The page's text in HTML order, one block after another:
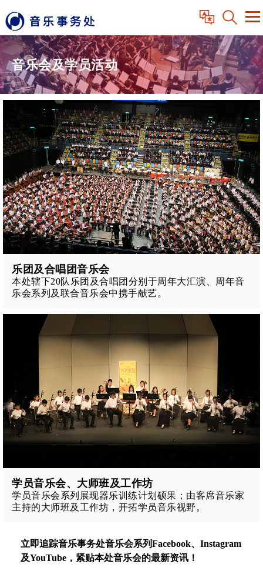
音乐会及学员活动
乐团及合唱团音乐会
本处辖下20队乐团及合唱团分别于周年大汇演、周年音
乐会系列及联合音乐会中携手献艺。
学员音乐会、大师班及工作坊
学员音乐会系列展现器乐训练计划硕果；由客席音乐家
主持的大师班及工作坊，开拓学员音乐视野。
立即追踪音乐事务处音乐会系列Facebook、Instagram
及YouTube，紧贴本处音乐会的最新资讯！